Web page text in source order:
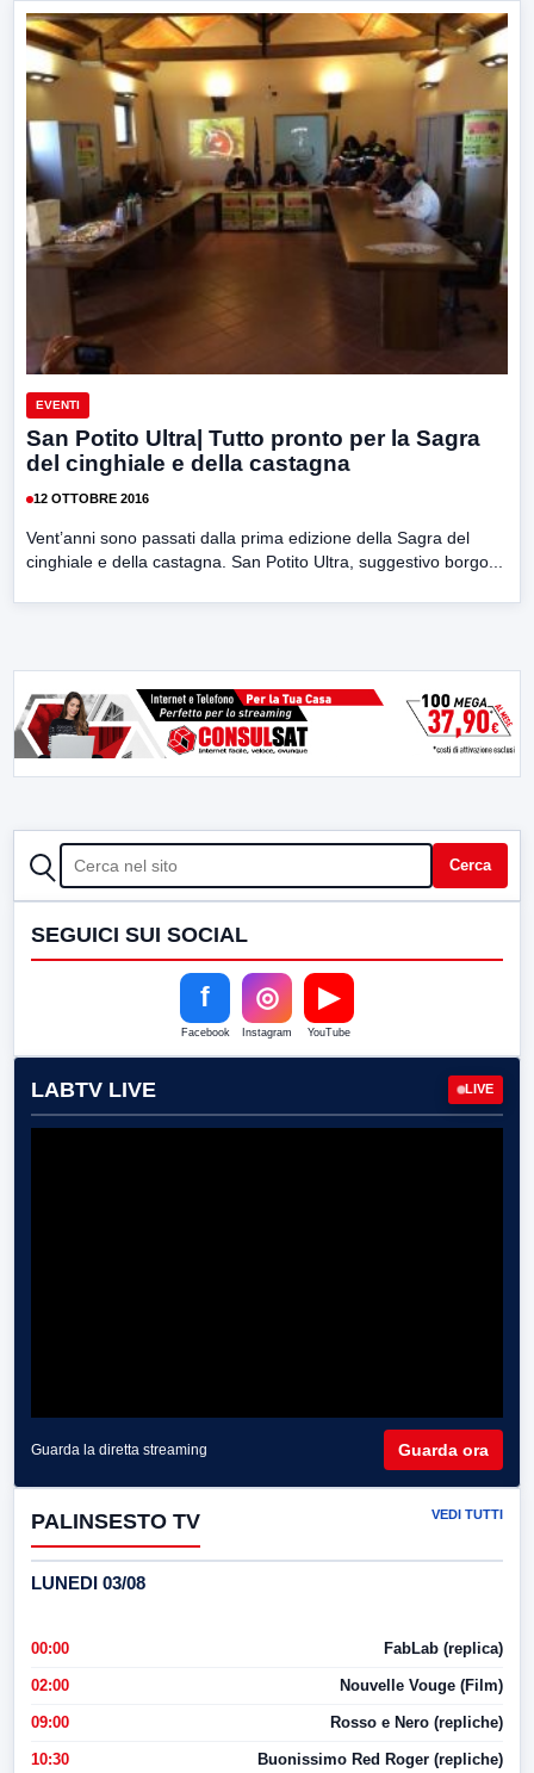
EVENTI
San Potito Ultra| Tutto pronto per la Sagra
del cinghiale e della castagna
12 OTTOBRE 2016
Vent’anni sono passati dalla prima edizione della Sagra del
cinghiale e della castagna. San Potito Ultra, suggestivo borgo...
CERCA Cerca
SEGUICI SUI SOCIAL
f
Facebook
◎
Instagram
▶
YouTube
LABTV LIVE LIVE
Guarda la diretta streaming Guarda ora
PALINSESTO TV VEDI TUTTI
LUNEDI 03/08
00:00 FabLab (replica)
02:00 Nouvelle Vouge (Film)
09:00 Rosso e Nero (repliche)
10:30 Buonissimo Red Roger (repliche)